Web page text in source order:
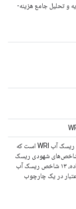
و تحلیل جامع هزینه-
Aqueduct 4.0 جدیدترین نسخه از چارچوب ریسک آب WRI است که
شاخص‌های شهودی ریسک
مرتبط با آب طراحی شده است. این مجموعه داده، ۱۳ شاخص ریسک آب
در یک چارچوب